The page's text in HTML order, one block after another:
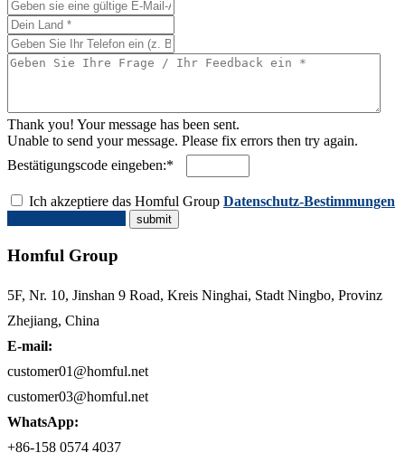
Thank you! Your message has been sent.
Unable to send your message. Please fix errors then try again.
Bestätigungscode eingeben:*
Ich akzeptiere das Homful Group Datenschutz-Bestimmungen
Homful Group
5F, Nr. 10, Jinshan 9 Road, Kreis Ninghai, Stadt Ningbo, Provinz
Zhejiang, China
E-mail:
customer01@homful.net
customer03@homful.net
WhatsApp:
+86-158 0574 4037